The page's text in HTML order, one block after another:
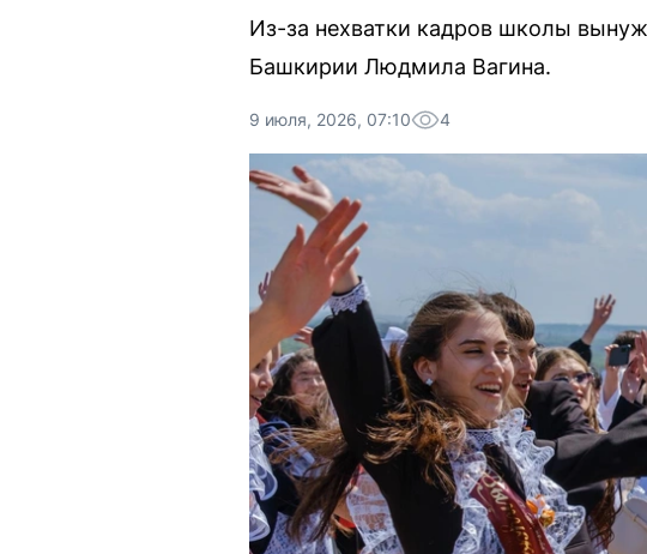
Из-за нехватки кадров школы
Башкирии Людмила Вагина.
9 июля, 2026, 07:10 4